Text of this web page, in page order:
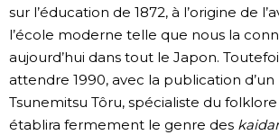
sur l’éducation de 1872, à l’origine de
l’école moderne telle que nous la
aujourd’hui dans tout le Japon.
attendre 1990, avec la publication d’un
Tsunemitsu Tôru, spécialiste du folklore
établira fermement le genre des